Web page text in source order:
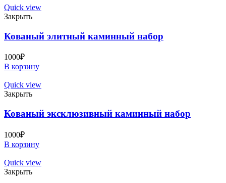
Quick view
Закрыть
Кованый элитный каминный набор
1000₽
В корзину
Quick view
Закрыть
Кованый эксклюзивный каминный набор
1000₽
В корзину
Quick view
Закрыть